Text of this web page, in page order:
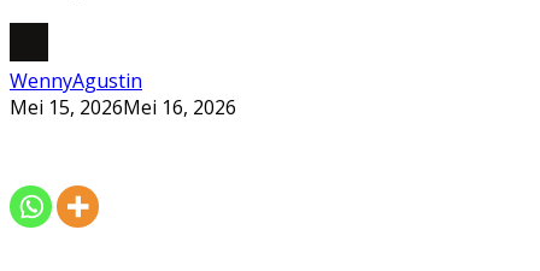
WennyAgustin
Mei 15, 2026Mei 16, 2026